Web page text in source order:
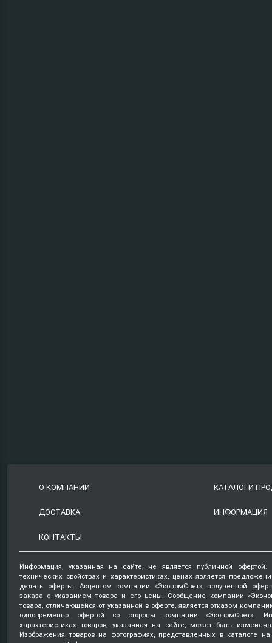
О КОМПАНИИ КАТАЛОГИ
ДОСТАВКА ИНФОРМАЦИЯ
КОНТАКТЫ
Информация, указанная на сайте, не является публичной
технических свойствах и характеристиках, ценах является
делать оферты. Акцептом компании «ЭкономСвет» полученной
заказа с указанием товара и его цены. Сообщение компании
товара, отличающейся от указанной в оферте, является отказом
одновременно офертой со стороны компании «ЭкономСвет».
характеристиках товаров, указанная на сайте, может быть
Изображения товаров на фотографиях, представленных в каталоге на